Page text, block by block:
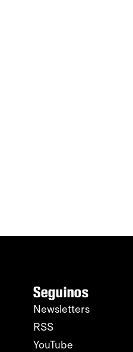
Seguinos
Newsletters
RSS
YouTube